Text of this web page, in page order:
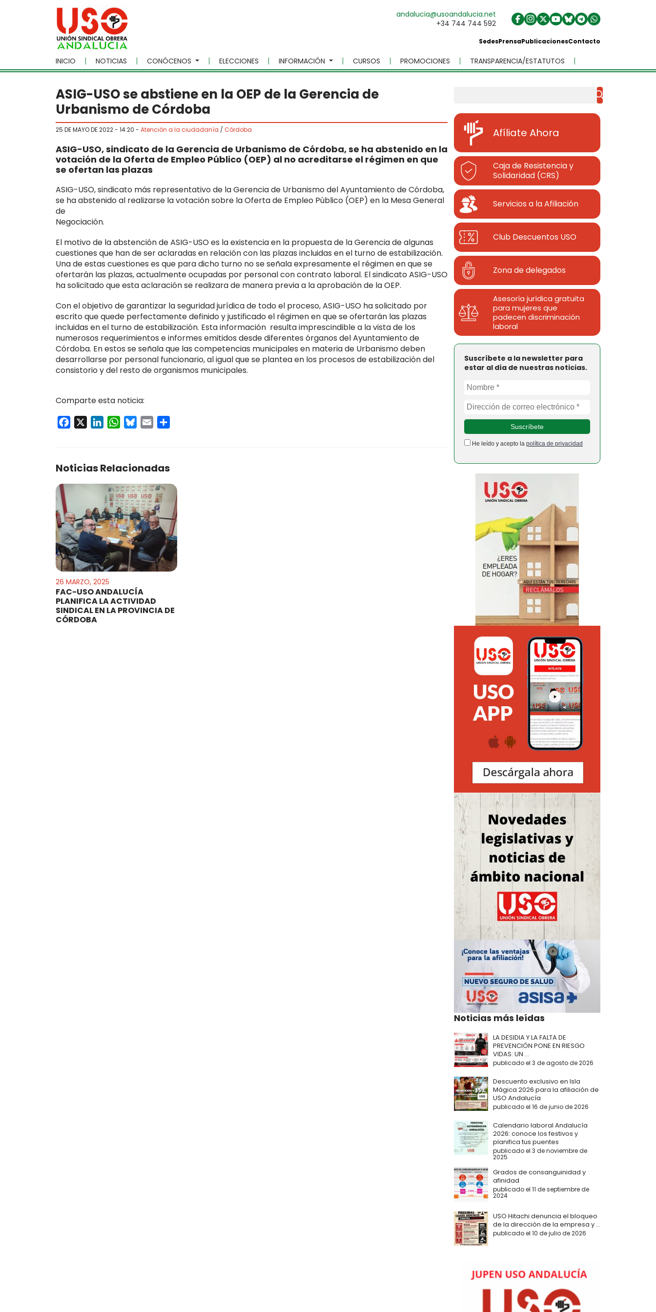
Skip to main content
andalucia@usoandalucia.net
+34 744 744 592
SedesPrensaPublicacionesContacto
INICIO NOTICIAS CONÓCENOS ELECCIONES INFORMACIÓN CURSOS PROMOCIONES TRANSPARENCIA/ESTATUTOS
ASIG-USO se abstiene en la OEP de la Gerencia de
Urbanismo de Córdoba
25 DE MAYO DE 2022 - 14:20 - Atención a la ciudadanía / Córdoba
ASIG-USO, sindicato de la Gerencia de Urbanismo de Córdoba, se ha abstenido en la
votación de la Oferta de Empleo Público (OEP) al no acreditarse el régimen en que
se ofertan las plazas
ASIG-USO, sindicato más representativo de la Gerencia de Urbanismo del Ayuntamiento de Córdoba,
se ha abstenido al realizarse la votación sobre la Oferta de Empleo Público (OEP) en la Mesa General
de
Negociación.
El motivo de la abstención de ASIG-USO es la existencia en la propuesta de la Gerencia de algunas
cuestiones que han de ser aclaradas en relación con las plazas incluidas en el turno de estabilización.
Una de estas cuestiones es que para dicho turno no se señala expresamente el régimen en que se
ofertarán las plazas, actualmente ocupadas por personal con contrato laboral. El sindicato ASIG-USO
ha solicitado que esta aclaración se realizara de manera previa a la aprobación de la OEP.
Con el objetivo de garantizar la seguridad jurídica de todo el proceso, ASIG-USO ha solicitado por
escrito que quede perfectamente definido y justificado el régimen en que se ofertarán las plazas
incluidas en el turno de estabilización. Esta información resulta imprescindible a la vista de los
numerosos requerimientos e informes emitidos desde diferentes órganos del Ayuntamiento de
Córdoba. En estos se señala que las competencias municipales en materia de Urbanismo deben
desarrollarse por personal funcionario, al igual que se plantea en los procesos de estabilización del
consistorio y del resto de organismos municipales.
Comparte esta noticia:
Facebook LinkedInWhatsApp
Bluesky
Email
Noticias Relacionadas
26 MARZO, 2025
FAC-USO ANDALUCÍA
PLANIFICA LA ACTIVIDAD
SINDICAL EN LA PROVINCIA DE
CÓRDOBA
Afíliate Ahora
Caja de Resistencia y
Solidaridad (CRS)
Servicios a la Afiliación
Club Descuentos USO
Zona de delegados
Asesoría jurídica gratuita
para mujeres que
padecen discriminación
laboral
Suscríbete a la newsletter para
estar al día de nuestras noticias.
He leído y acepto la política de privacidad
Noticias más leídas
LA DESIDIA Y LA FALTA DE
PREVENCIÓN PONE EN RIESGO
VIDAS: UN ...
publicado el 3 de agosto de 2026
Descuento exclusivo en Isla
Mágica 2026 para la afiliación de
USO Andalucía
publicado el 16 de junio de 2026
Calendario laboral Andalucía
2026: conoce los festivos y
planifica tus puentes
publicado el 3 de noviembre de
2025
Grados de consanguinidad y
afinidad
publicado el 11 de septiembre de
2024
USO Hitachi denuncia el bloqueo
de la dirección de la empresa y ...
publicado el 10 de julio de 2026